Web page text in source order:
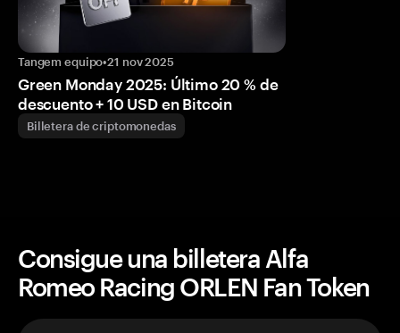
Tangem equipo•21 nov 2025
Green Monday 2025: Último 20 % de
descuento + 10 USD en Bitcoin
Billetera de criptomonedas
Consigue una billetera Alfa
Romeo Racing ORLEN Fan Token